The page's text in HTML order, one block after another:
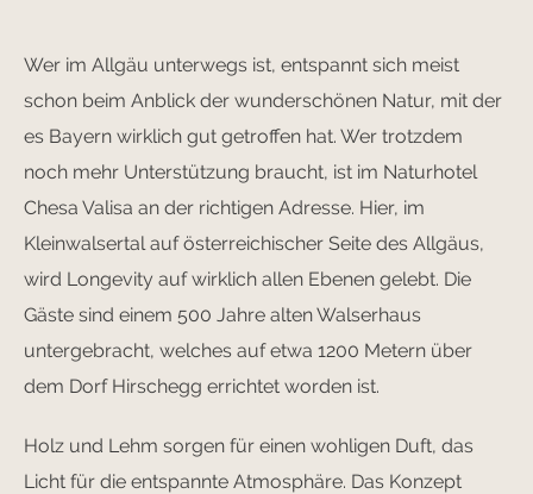
Wer im Allgäu unterwegs ist, entspannt sich meist
schon beim Anblick der wunderschönen Natur, mit der
es Bayern wirklich gut getroffen hat. Wer trotzdem
noch mehr Unterstützung braucht, ist im Naturhotel
Chesa Valisa an der richtigen Adresse. Hier, im
Kleinwalsertal auf österreichischer Seite des Allgäus,
wird Longevity auf wirklich allen Ebenen gelebt. Die
Gäste sind einem 500 Jahre alten Walserhaus
untergebracht, welches auf etwa 1200 Metern über
dem Dorf Hirschegg errichtet worden ist.
Holz und Lehm sorgen für einen wohligen Duft, das
Licht für die entspannte Atmosphäre. Das Konzept